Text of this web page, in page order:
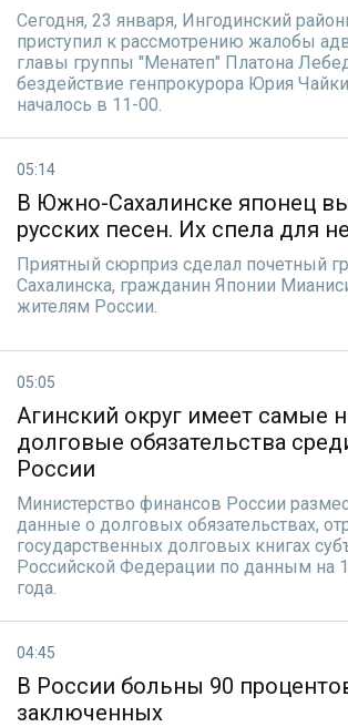
Сегодня, 23 января, Ингодинский
приступил к рассмотрению жалобы
главы группы "Менатеп" Платона
бездействие генпрокурора Юрия
началось в 11-00.
05:14
В Южно-Сахалинске японец
русских песен. Их спела для
Приятный сюрприз сделал почетный
Сахалинска, гражданин Японии
жителям России.
05:05
Агинский округ имеет самые
долговые обязательства
России
Министерство финансов России
данные о долговых обязательствах,
государственных долговых книгах
Российской Федерации по данным на
года.
04:45
В России больны 90
заключенных